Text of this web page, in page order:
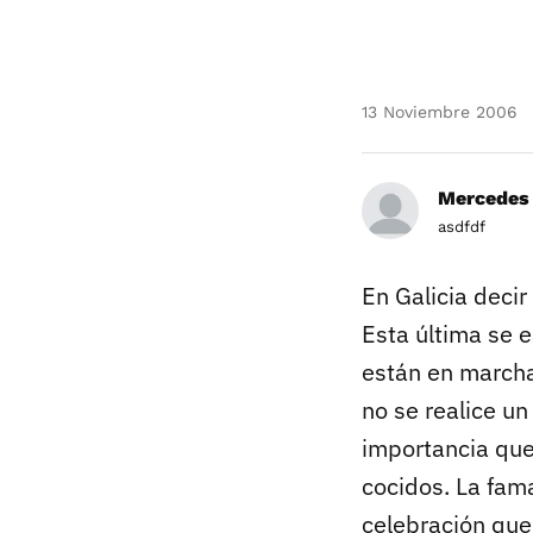
13 Noviembre 2006
asdfdf
En Galicia
Esta última se
están en
no se realice un
importancia
cocidos. La
celebración